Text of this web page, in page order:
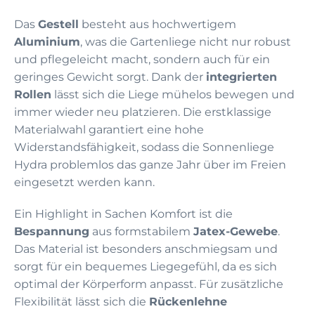
Das Gestell besteht aus hochwertigem
Aluminium, was die Gartenliege nicht nur robust
und pflegeleicht macht, sondern auch für ein
geringes Gewicht sorgt. Dank der integrierten
Rollen lässt sich die Liege mühelos bewegen und
immer wieder neu platzieren. Die erstklassige
Materialwahl garantiert eine hohe
Widerstandsfähigkeit, sodass die Sonnenliege
Hydra problemlos das ganze Jahr über im Freien
eingesetzt werden kann.
Ein Highlight in Sachen Komfort ist die
Bespannung aus formstabilem Jatex-Gewebe.
Das Material ist besonders anschmiegsam und
sorgt für ein bequemes Liegegefühl, da es sich
optimal der Körperform anpasst. Für zusätzliche
Flexibilität lässt sich die Rückenlehne